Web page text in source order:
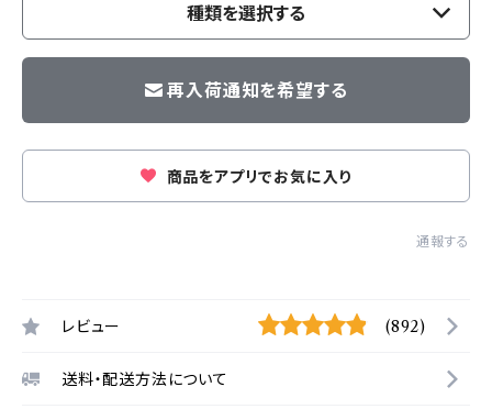
種類を選択する
再入荷通知を希望する
商品をアプリでお気に入り
通報する
レビュー (892)
送料・配送方法について